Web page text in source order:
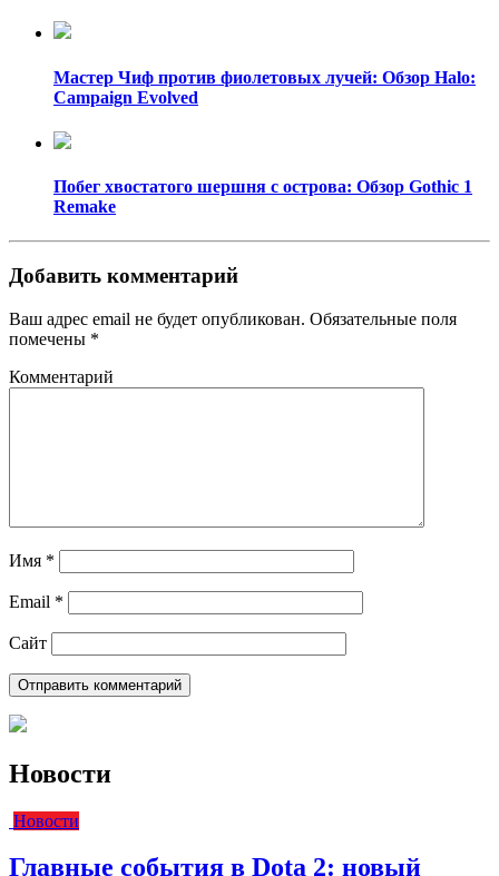
Мастер Чиф против фиолетовых лучей: Обзор Halo:
Campaign Evolved
Побег хвостатого шершня с острова: Обзор Gothic 1
Remake
Добавить комментарий
Ваш адрес email не будет опубликован. Обязательные поля
помечены *
Комментарий
Имя *
Email *
Сайт
Новости
Новости
Главные события в Dota 2: новый